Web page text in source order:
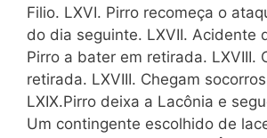
Filio. LXVI. Pirro recomeça o
do dia seguinte. LXVII. Acidente
Pirro a bater em retirada. LXVIII.
retirada. LXVIII. Chegam
LXIX.Pirro deixa a Lacônia e
Um contingente escolhido de